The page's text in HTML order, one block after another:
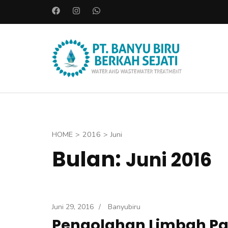
o
k
PT.
HOME > 2016 > Juni
Bulan: Juni 2016
Juni 29, 2016 / Banyubiru